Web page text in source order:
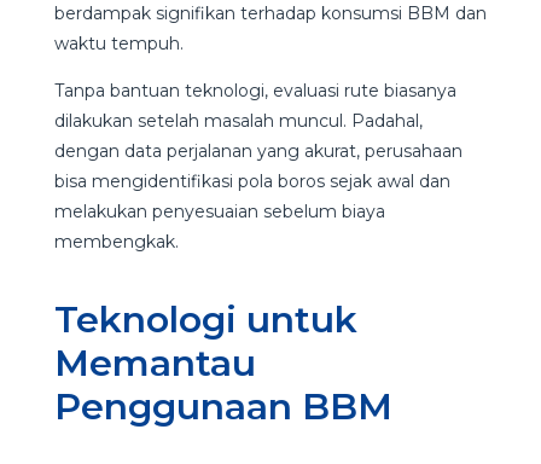
berdampak signifikan terhadap konsumsi BBM dan
waktu tempuh.
Tanpa bantuan teknologi, evaluasi rute biasanya
dilakukan setelah masalah muncul. Padahal,
dengan data perjalanan yang akurat, perusahaan
bisa mengidentifikasi pola boros sejak awal dan
melakukan penyesuaian sebelum biaya
membengkak.
Teknologi untuk
Memantau
Penggunaan BBM